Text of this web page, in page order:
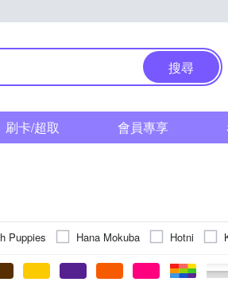
搜尋
刷卡/超取 會員專享
Puppies Hana Mokuba Hotni
OB 嚴選 OMUSES Roush